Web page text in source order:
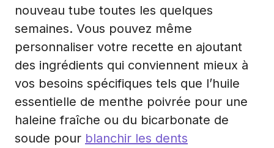
nouveau tube toutes les quelques
semaines. Vous pouvez même
personnaliser votre recette en ajoutant
des ingrédients qui conviennent mieux à
vos besoins spécifiques tels que l’huile
essentielle de menthe poivrée pour une
haleine fraîche ou du bicarbonate de
soude pour blanchir les dents